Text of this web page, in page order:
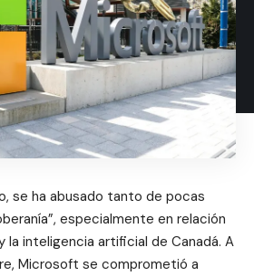
se ha abusado tanto de pocas
especialmente en relación
la inteligencia artificial de Canadá. A
Microsoft se comprometió a